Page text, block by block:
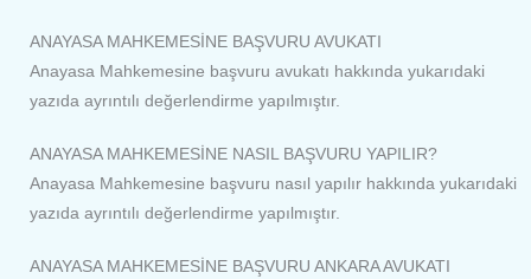
ANAYASA MAHKEMESİNE BAŞVURU AVUKATI
Anayasa Mahkemesine başvuru avukatı hakkında yukarıdaki
yazıda ayrıntılı değerlendirme yapılmıştır.
ANAYASA MAHKEMESİNE NASIL BAŞVURU YAPILIR?
Anayasa Mahkemesine başvuru nasıl yapılır hakkında yukarıdaki
yazıda ayrıntılı değerlendirme yapılmıştır.
ANAYASA MAHKEMESİNE BAŞVURU ANKARA AVUKATI